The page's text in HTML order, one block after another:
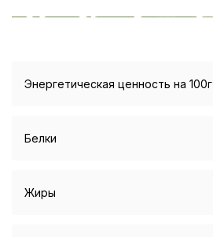
Энергетическая ценность на 100г
Белки
Жиры